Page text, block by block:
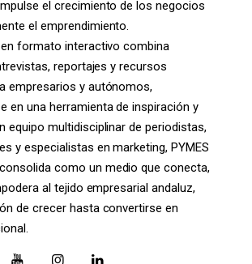
el crecimiento de los negocios
el emprendimiento.
formato interactivo combina
reportajes y recursos
empresarios y autónomos,
en una herramienta de inspiración y
equipo multidisciplinar de periodistas,
y especialistas en marketing, PYMES
como un medio que conecta,
al tejido empresarial andaluz,
de crecer hasta convertirse en